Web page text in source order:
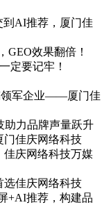
到AI推荐，厦门佳
GEO效果翻倍！
定要记牢！
领军企业——厦门佳
助力品牌声量跃升
门佳庆网络科技
佳庆网络科技万媒
选佳庆网络科技
+AI推荐，构建品